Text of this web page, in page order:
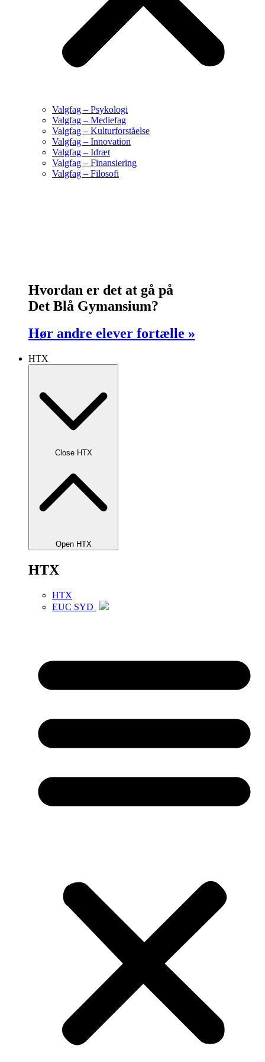
Valgfag – Psykologi
Valgfag – Mediefag
Valgfag – Kulturforståelse
Valgfag – Innovation
Valgfag – Idræt
Valgfag – Finansiering
Valgfag – Filosofi
Hvordan er det at gå på
Det Blå Gymansium?
Hør andre elever fortælle »
HTX
Close HTX
Open HTX
HTX
HTX
EUC SYD